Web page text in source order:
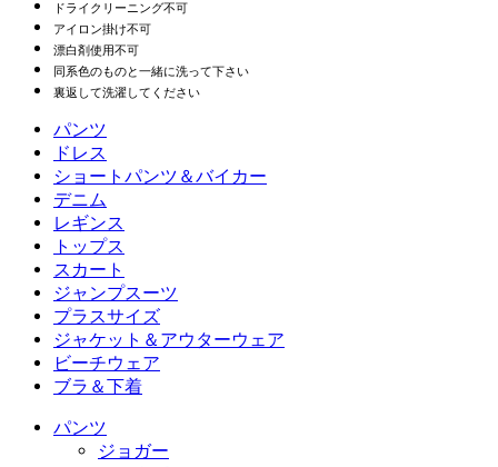
ドライクリーニング不可
アイロン掛け不可
漂白剤使用不可
同系色のものと一緒に洗って下さい
裏返して洗濯してください
パンツ
パンツ
ジョガー
ワークパンツ
フローショートパンツ
ドレス
ドレス
スポーツドレス
マキシ＆ミディドレス
ミニドレス
ショートパンツ＆バイカー
ショートパンツ＆バイカー
バイカー
デニムショートパンツ
2.5インチショートパンツ
デニム
デニム
デニムレギンス
ワイドレッグジーンズ
デニムショートパンツ
デニムスカート
レギンス
レギンス
デニムレギンス
ヒップアップレギンス
ヨガレギンス
トップス
トップス
スポーツブラ
Tシャツ
スカート
スカート
アクティブスカート
ミニスカート
マキシ＆ミディスカート
ジャンプスーツ
ジャンプスーツ
オーバーオール
ロンパース
プラスサイズ
プラスサイズ
プラスサイズボトムス
プラスサイズトップス
プラスサイズドレス
ジャケット＆アウターウェア
ジャケット＆アウターウェア
ジャケット＆アウターウェア
アウターウェア
ビーチウェア
ビーチウェア
水着トップス
水着ボトムス
水着セット
ブラ＆下着
ブラ＆下着
ブラ
下着
パンツ
ジョガー